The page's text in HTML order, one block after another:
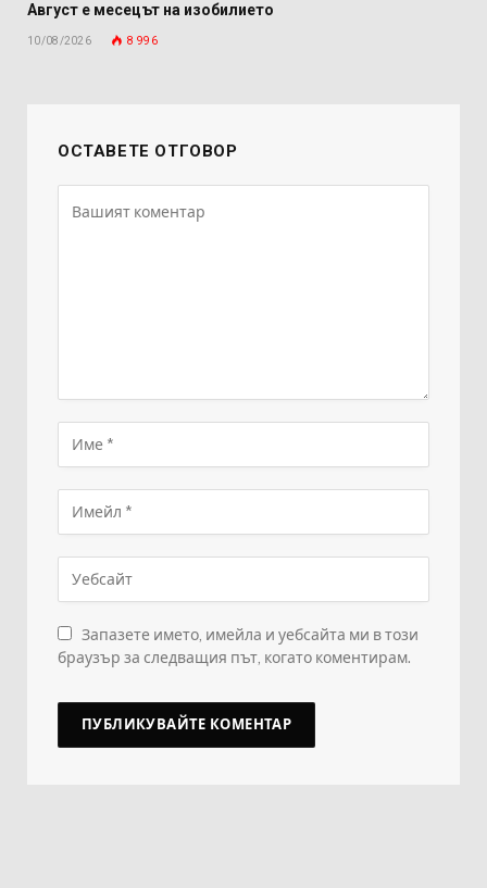
Август е месецът на изобилието
10/08/2026 8 996
ОСТАВЕТЕ ОТГОВОР
Запазете името, имейла и уебсайта ми в този
браузър за следващия път, когато коментирам.